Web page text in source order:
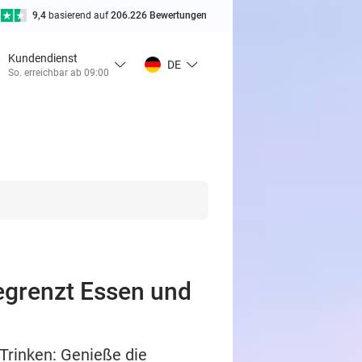
9,4 basierend auf206.226 Bewertungen
Kundendienst
So. erreichbar ab 09:00
DE
Essen und
Genieße die